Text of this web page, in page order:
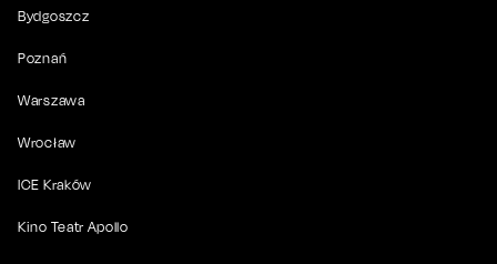
Bydgoszcz
Poznań
Warszawa
Wrocław
ICE Kraków
Kino Teatr Apollo